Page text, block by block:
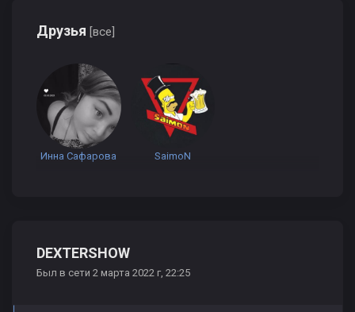
Друзья [все]
Инна Сафарова SaimoN
DEXTERSHOW
Был в сети 2 марта 2022 г, 22:25